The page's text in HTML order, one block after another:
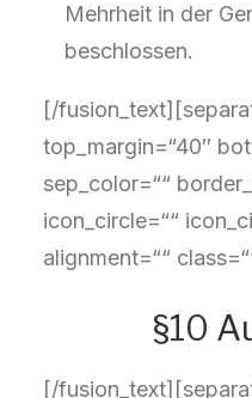
Mehrheit in der
beschlossen.
[/
top_margin=“40″
sep_color=““
icon_circle=““
alignment=““
§10
[/